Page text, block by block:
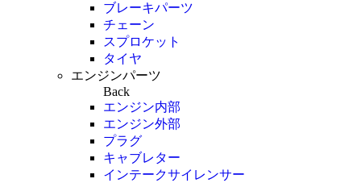
ブレーキパーツ
チェーン
スプロケット
タイヤ
エンジンパーツ
Back
エンジン内部
エンジン外部
プラグ
キャブレター
インテークサイレンサー